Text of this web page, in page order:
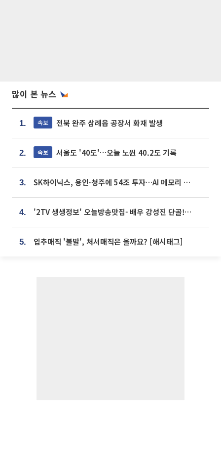
많이 본 뉴스
1. 속보 전북 완주 삼례읍 공장서 화재 발생
2. 속보 서울도 '40도'…오늘 노원 40.2도 기록
3. SK하이닉스, 용인·청주에 54조 투자…AI 메모리 생산기지 키운다
4. '2TV 생생정보' 오늘방송맛집- 배우 강성진 단골! 쌀국수ㆍ푸팟퐁 커리 맛집 '블○○○'
5. 입추매직 '불발', 처서매직은 올까요? [해시태그]